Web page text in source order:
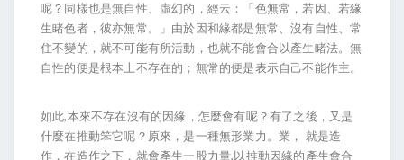
呢？同樣也是無自性、虛幻的，經云：「色無常，若因、若緣
生睹色者，彼亦無常。」由於因和緣都是無常、沒有自性、常
住不變的，就不可能有所活動，也就不能會合以產生睹法。無
自性的便是根本上不存在的；無常的便是表示自己不能作主。
如此,本來不存在沒有的因緣，怎麼會有呢？有了之後，又是
什麼在推動笨它呢？原來，是一種無形業力。業， 就是造
作，在造作之下，就會產生一股力量,以推動因緣的產生會合